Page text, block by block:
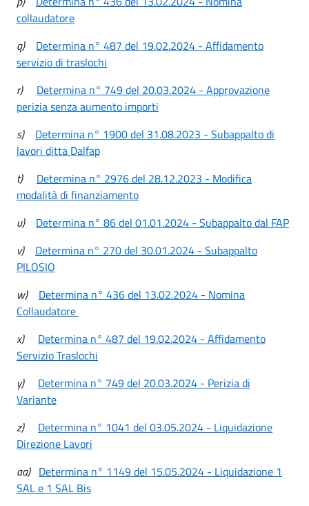
collaudatore
q)
Determina n° 487 del 19.02.2024 - Affidamento
servizio di traslochi
r)
Determina n° 749 del 20.03.2024 - Approvazione
perizia senza aumento importi
s)
Determina n° 1900 del 31.08.2023 - Subappalto di
lavori ditta Dalfap
t)
Determina n° 2976 del 28.12.2023 - Modifica
modalità di finanziamento
u)
Determina n° 86 del 01.01.2024 - Subappalto dal FAP
v)
Determina n° 270 del 30.01.2024 - Subappalto
PILOSIO
w)
Determina n° 436 del 13.02.2024 - Nomina
Collaudatore
x)
Determina n° 487 del 19.02.2024 - Affidamento
Servizio Traslochi
y)
Determina n° 749 del 20.03.2024 - Perizia di
Variante
z)
Determina n° 1041 del 03.05.2024 - Liquidazione
Direzione Lavori
aa) Determina n° 1149 del 15.05.2024 - Liquidazione 1
SAL e 1 SAL Bis